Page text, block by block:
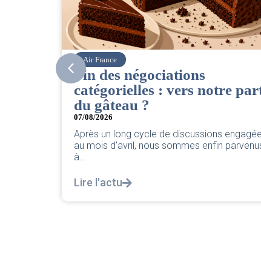
Corsair
CSE. Juillet 2026
06/08/2026| ACCÈS RESTREINT
Retrouvez le compte rendu du CSE de juillet
2026 par votre équipe SNPNC-FO Corsair. ...
Lire l'actu